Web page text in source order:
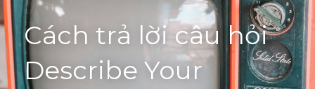
Cách diễn đạt
IELTS Videos - Ebook
HỌC THỬ →
Cách trả lời câu hỏi
Describe Your